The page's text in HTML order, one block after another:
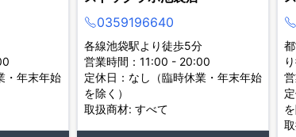
・年末年始
0359196640
各線池袋駅より徒歩5分
営業時間：11:00 - 20:00
定休日：なし（臨時休業・年末年始
を除く）
取扱商材: すべて